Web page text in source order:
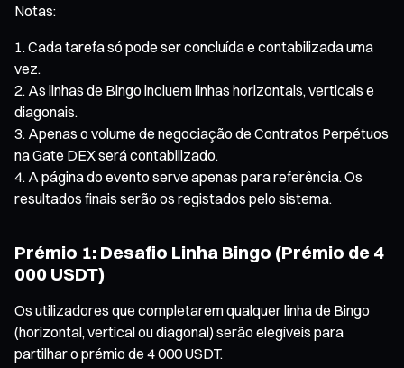
Notas:
Cada tarefa só pode ser concluída e contabilizada uma
vez.
As linhas de Bingo incluem linhas horizontais, verticais e
diagonais.
Apenas o volume de negociação de Contratos Perpétuos
na Gate DEX será contabilizado.
A página do evento serve apenas para referência. Os
resultados finais serão os registados pelo sistema.
Prémio 1: Desafio Linha Bingo (Prémio de 4
000 USDT)
Os utilizadores que completarem qualquer linha de Bingo
(horizontal, vertical ou diagonal) serão elegíveis para
partilhar o prémio de 4 000 USDT.